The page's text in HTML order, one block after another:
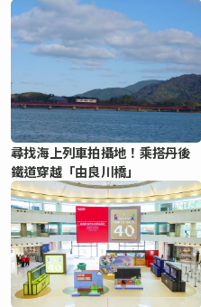
尋找海上列車拍攝地！乘搭丹後
鐵道穿越「由良川橋」